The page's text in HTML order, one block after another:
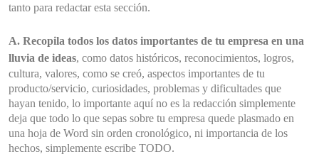
tanto para redactar esta sección.
A. Recopila todos los datos importantes de tu empresa en una
lluvia de ideas, como datos históricos, reconocimientos, logros,
cultura, valores, como se creó, aspectos importantes de tu
producto/servicio, curiosidades, problemas y dificultades que
hayan tenido, lo importante aquí no es la redacción simplemente
deja que todo lo que sepas sobre tu empresa quede plasmado en
una hoja de Word sin orden cronológico, ni importancia de los
hechos, simplemente escribe TODO.